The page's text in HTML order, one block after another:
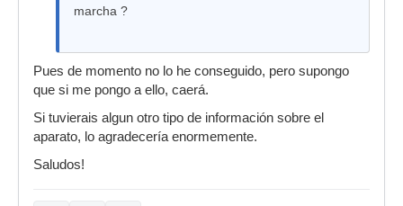
marcha ?
Pues de momento no lo he conseguido, pero supongo
que si me pongo a ello, caerá.
Si tuvierais algun otro tipo de información sobre el
aparato, lo agradecería enormemente.
Saludos!